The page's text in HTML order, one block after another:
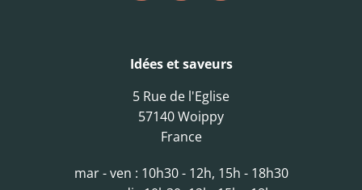
Idées et saveurs
5 Rue de l'Eglise
57140 Woippy
France
mar - ven : 10h30 - 12h, 15h - 18h30